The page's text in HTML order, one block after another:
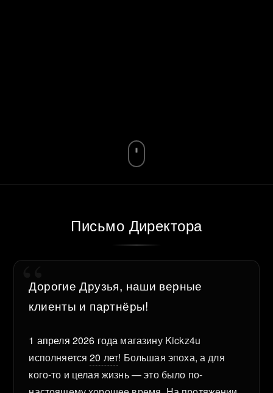
Письмо Директора
Дорогие Друзья, наши верные
клиенты и партнёры!
1 апреля 2026 года магазину Kickz4u
исполняется20 лет! Большая эпоха, а для
кого-то и целая жизнь — это было по-